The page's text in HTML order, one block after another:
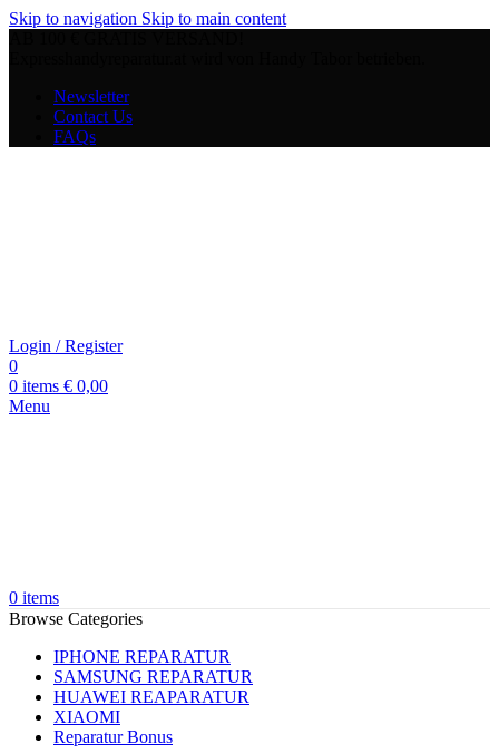
Skip to navigation Skip to main content
Newsletter
Contact Us
FAQs
Login / Register
0
0 items € 0,00
Menu
0 items
Browse Categories
IPHONE REPARATUR
SAMSUNG REPARATUR
HUAWEI REAPARATUR
XIAOMI
Reparatur Bonus